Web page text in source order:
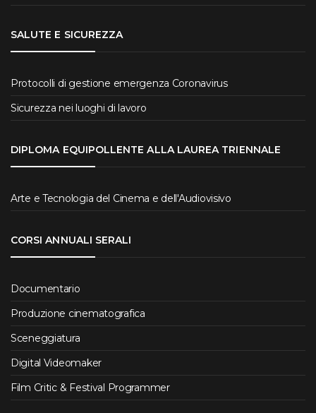
SALUTE E SICUREZZA
Protocolli di gestione emergenza Coronavirus
Sicurezza nei luoghi di lavoro
DIPLOMA EQUIPOLLENTE ALLA LAUREA TRIENNALE
Arte e Tecnologia del Cinema e dell'Audiovisivo
CORSI ANNUALI SERALI
Documentario
Produzione cinematografica
Sceneggiatura
Digital Videomaker
Film Critic & Festival Programmer